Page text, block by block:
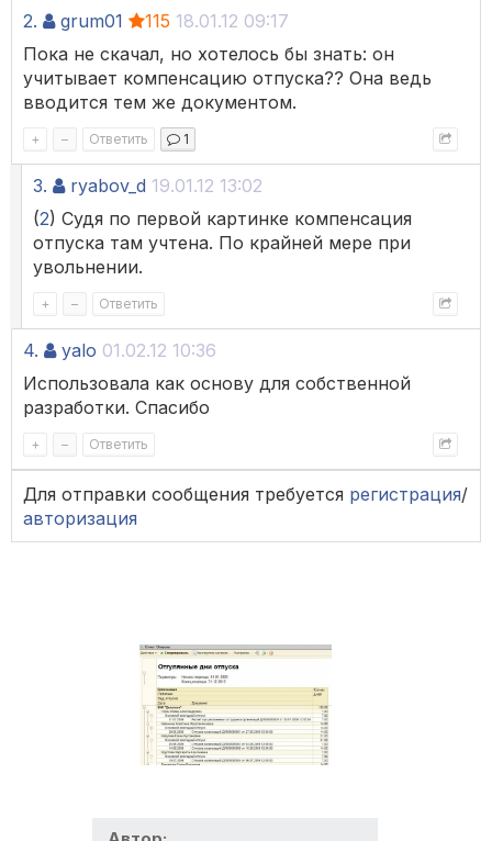
2. grum01 115 18.01.12 09:17
Пока не скачал, но хотелось бы знать: он
учитывает компенсацию отпуска?? Она ведь
вводится тем же документом.
+ – Ответить 1
3. ryabov_d 19.01.12 13:02
(2) Судя по первой картинке компенсация
отпуска там учтена. По крайней мере при
увольнении.
+ – Ответить
4. yalo 01.02.12 10:36
Использовала как основу для собственной
разработки. Спасибо
+ – Ответить
Для отправки сообщения требуется регистрация/
авторизация